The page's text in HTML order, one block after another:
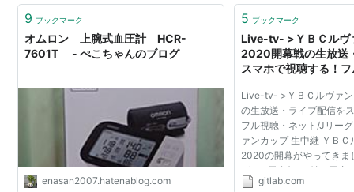
9 ブックマーク
オムロン 上腕式血圧計 HCR-
7601T - ぺこちゃんのブログ
enasan2007.hatenablog.com
5 ブックマーク
Live-tv- >ＹＢＣルヴ
2020開幕戦の生放送
スマホで視聴する！
プ 生中継 (#7601) ·
GitLab.org / gitlab-
Live-tv- >ＹＢＣルヴァ
の生放送・ライブ配信を
フル視聴・ネット/Jリー
ァンカップ 生中継 ＹＢ
2020の開幕がやってきま
グ”、”天皇杯”と並ぶ国
つになります。 サッカー
gitlab.com